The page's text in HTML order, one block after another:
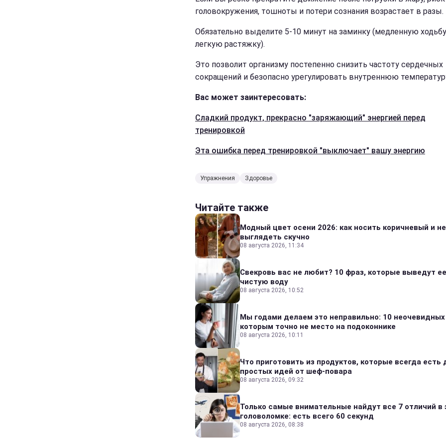
головокружения, тошноты и потери сознания возрастает в разы.
Обязательно выделите 5-10 минут на заминку (медленную
легкую растяжку).
Это позволит организму постепенно снизить частоту сердечных
сокращений и безопасно урегулировать внутреннюю
Вас может заинтересовать:
Сладкий продукт, прекрасно "заряжающий" энергией перед
тренировкой
Эта ошибка перед тренировкой "выключает" вашу энергию
Упражнения Здоровье
Читайте также
Модный цвет осени 2026: как носить коричневый и не
выглядеть скучно
08 августа 2026, 11:34
Свекровь вас не любит? 10 фраз, которые выведут
чистую воду
08 августа 2026, 10:52
Мы годами делаем это неправильно: 10
которым точно не место на подоконнике
08 августа 2026, 10:11
Что приготовить из продуктов, которые всегда есть
простых идей от шеф-повара
08 августа 2026, 09:32
Только самые внимательные найдут все 7 отличий в
головоломке: есть всего 60 секунд
08 августа 2026, 08:38